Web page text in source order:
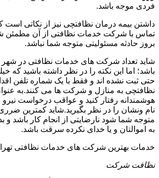
فردی موجه باشد.
داشتن بیمه درمان نظافتچی نیز از نکاتی است
تماس با شرکت خدمات نظافتی از آن مطمئن
بروز حادثه مسئولیتی متوجه شما نباشد.
شاید تعداد شرکت های خدمات نظافتی در شهر
باشد؛ اما این نکته را در نظر داشته باشید که
حتی ثبت نشده اند و فقط با یک شماره تلفن
نظافتچی به منازل و شرکت ها می کنند.به
هوشمندانه رفتار کنید و عواقب درخواست
نام ونشان را در نظر بگیرید.شاید کمترین ضرری
متوجه شما شود نارضایتی از انجام کار باشد
به اموالتان و یا خدای نکرده سرقت باشد.
خدمات بهترین شرکت های خدمات نظافتی
نظافت شرکت